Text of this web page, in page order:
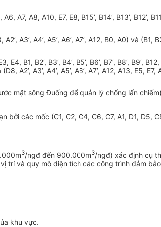
A6, A7, A8, A10, E7, E8, B15’, B14’, B13’, B12’, B
A2’, A3’, A4’, A5’, A6’, A7’, A12, B0, A0) và (B1,
E4, B1, B2’, B3’, B4’, B5’, B6’, B7’, B8’, B9’, B12,
(D8, A2’, A3’, A4’, A5’, A6’, A7’, A12, A13, E5,
mặt sông Đuống để quản lý chống lấn
bởi các mốc (C1, C2, C4, C6, C7, A1, D1, D5,
3/ngđ đến 900.000m3/ngđ) xác định cụ
trí và quy mô diện tích các công trình đảm
khu vực.